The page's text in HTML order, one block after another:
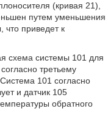
(кривая 21),
путем уменьшения
что приведет к
схема системы 101 для
третьему
101 согласно
и датчик 105
обратного